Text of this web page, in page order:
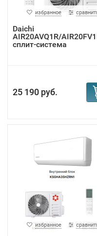
избранное
Daichi
AIR20AVQ1R/
сплит-система
25 190 руб.
избранное